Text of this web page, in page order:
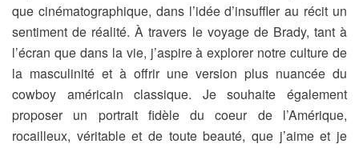
que cinématographique, dans l’idée d’insuffler au récit un
sentiment de réalité. À travers le voyage de Brady, tant à
l’écran que dans la vie, j’aspire à explorer notre culture de
la masculinité et à offrir une version plus nuancée du
cowboy américain classique. Je souhaite également
proposer un portrait fidèle du coeur de l’Amérique,
rocailleux, véritable et de toute beauté, que j’aime et je